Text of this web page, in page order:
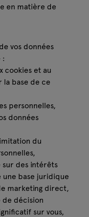
en matière de
vos données
:
cookies et au
la base de ce
personnelles,
données
du
des intérêts
une base juridique
marketing direct,
décision
sur vous,